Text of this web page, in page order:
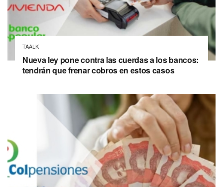
TAALK
Nueva ley pone contra las cuerdas a los bancos:
tendrán que frenar cobros en estos casos